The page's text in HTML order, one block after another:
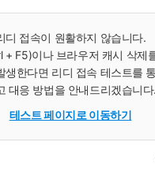
디 접속이 원활하지 않습니다.
+ F5)이나 브라우저 캐시 삭제
생한다면 리디 접속 테스트를
대응 방법을 안내드리겠습니다.
테스트 페이지로 이동하기